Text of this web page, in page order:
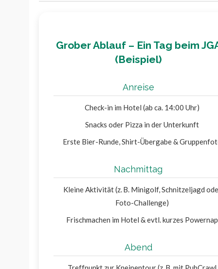
Grober Ablauf – Ein Tag beim
(Beispiel)
Anreise
Check-in im Hotel (ab ca. 14:00 Uhr)
Snacks oder Pizza in der Unterkunft
Erste Bier-Runde, Shirt-Übergabe &
Nachmittag
Kleine Aktivität (z. B. Minigolf, Schnitzeljagd
Foto-Challenge)
Frischmachen im Hotel & evtl. kurzes Powernap
Abend